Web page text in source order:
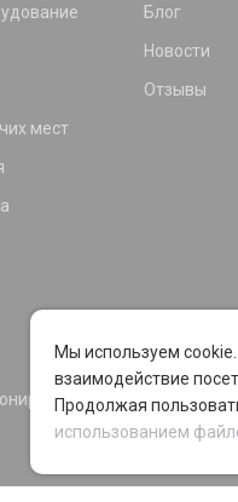
мест
Блог
Новости
Отзывы
Мы используем
взаимодействие
Продолжая
использованием